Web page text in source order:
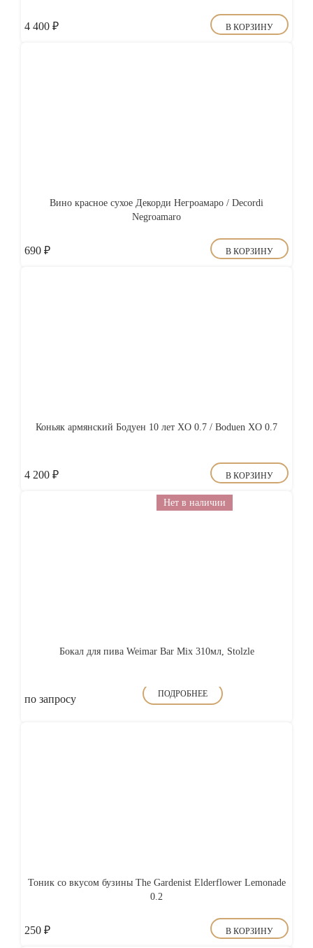
4 400 ₽ В КОРЗИНУ
Вино красное сухое Декорди Негроамаро / Decordi
Negroamaro
690 ₽ В КОРЗИНУ
Коньяк армянский Бодуен 10 лет XO 0.7 / Boduen XO 0.7
4 200 ₽ В КОРЗИНУ
Нет в наличии
Бокал для пива Weimar Bar Mix 310мл, Stolzle
по запросу ПОДРОБНЕЕ
Тоник со вкусом бузины The Gardenist Elderflower Lemonade
0.2
250 ₽ В КОРЗИНУ